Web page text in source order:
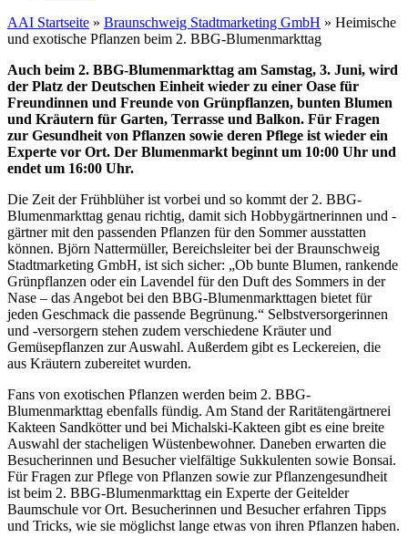
AAI Startseite » Braunschweig Stadtmarketing GmbH » Heimische
und exotische Pflanzen beim 2. BBG-Blumenmarkttag
Auch beim 2. BBG-Blumenmarkttag am Samstag, 3. Juni, wird
der Platz der Deutschen Einheit wieder zu einer Oase für
Freundinnen und Freunde von Grünpflanzen, bunten Blumen
und Kräutern für Garten, Terrasse und Balkon. Für Fragen
zur Gesundheit von Pflanzen sowie deren Pflege ist wieder ein
Experte vor Ort. Der Blumenmarkt beginnt um 10:00 Uhr und
endet um 16:00 Uhr.
Die Zeit der Frühblüher ist vorbei und so kommt der 2. BBG-
Blumenmarkttag genau richtig, damit sich Hobbygärtnerinnen und -
gärtner mit den passenden Pflanzen für den Sommer ausstatten
können. Björn Nattermüller, Bereichsleiter bei der Braunschweig
Stadtmarketing GmbH, ist sich sicher: „Ob bunte Blumen, rankende
Grünpflanzen oder ein Lavendel für den Duft des Sommers in der
Nase – das Angebot bei den BBG-Blumenmarkttagen bietet für
jeden Geschmack die passende Begrünung.“ Selbstversorgerinnen
und -versorgern stehen zudem verschiedene Kräuter und
Gemüsepflanzen zur Auswahl. Außerdem gibt es Leckereien, die
aus Kräutern zubereitet wurden.
Fans von exotischen Pflanzen werden beim 2. BBG-
Blumenmarkttag ebenfalls fündig. Am Stand der Raritätengärtnerei
Kakteen Sandkötter und bei Michalski-Kakteen gibt es eine breite
Auswahl der stacheligen Wüstenbewohner. Daneben erwarten die
Besucherinnen und Besucher vielfältige Sukkulenten sowie Bonsai.
Für Fragen zur Pflege von Pflanzen sowie zur Pflanzengesundheit
ist beim 2. BBG-Blumenmarkttag ein Experte der Geitelder
Baumschule vor Ort. Besucherinnen und Besucher erfahren Tipps
und Tricks, wie sie möglichst lange etwas von ihren Pflanzen haben.